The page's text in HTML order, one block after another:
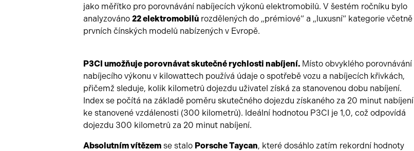
jako měřítko pro porovnávání nabíjecích výkonů elektromobilů. V šestém ročníku bylo
analyzováno 22 elektromobilů rozdělených do „prémiové“ a „luxusní“ kategorie včetně
prvních čínských modelů nabízených v Evropě.
P3CI umožňuje porovnávat skutečné rychlosti nabíjení. Místo obvyklého porovnávání
nabíjecího výkonu v kilowattech používá údaje o spotřebě vozu a nabíjecích křivkách,
přičemž sleduje, kolik kilometrů dojezdu uživatel získá za stanovenou dobu nabíjení.
Index se počítá na základě poměru skutečného dojezdu získaného za 20 minut nabíjení
ke stanovené vzdálenosti (300 kilometrů). Ideální hodnotou P3CI je 1,0, což odpovídá
dojezdu 300 kilometrů za 20 minut nabíjení.
Absolutním vítězem se stalo Porsche Taycan, které dosáhlo zatím rekordní hodnoty